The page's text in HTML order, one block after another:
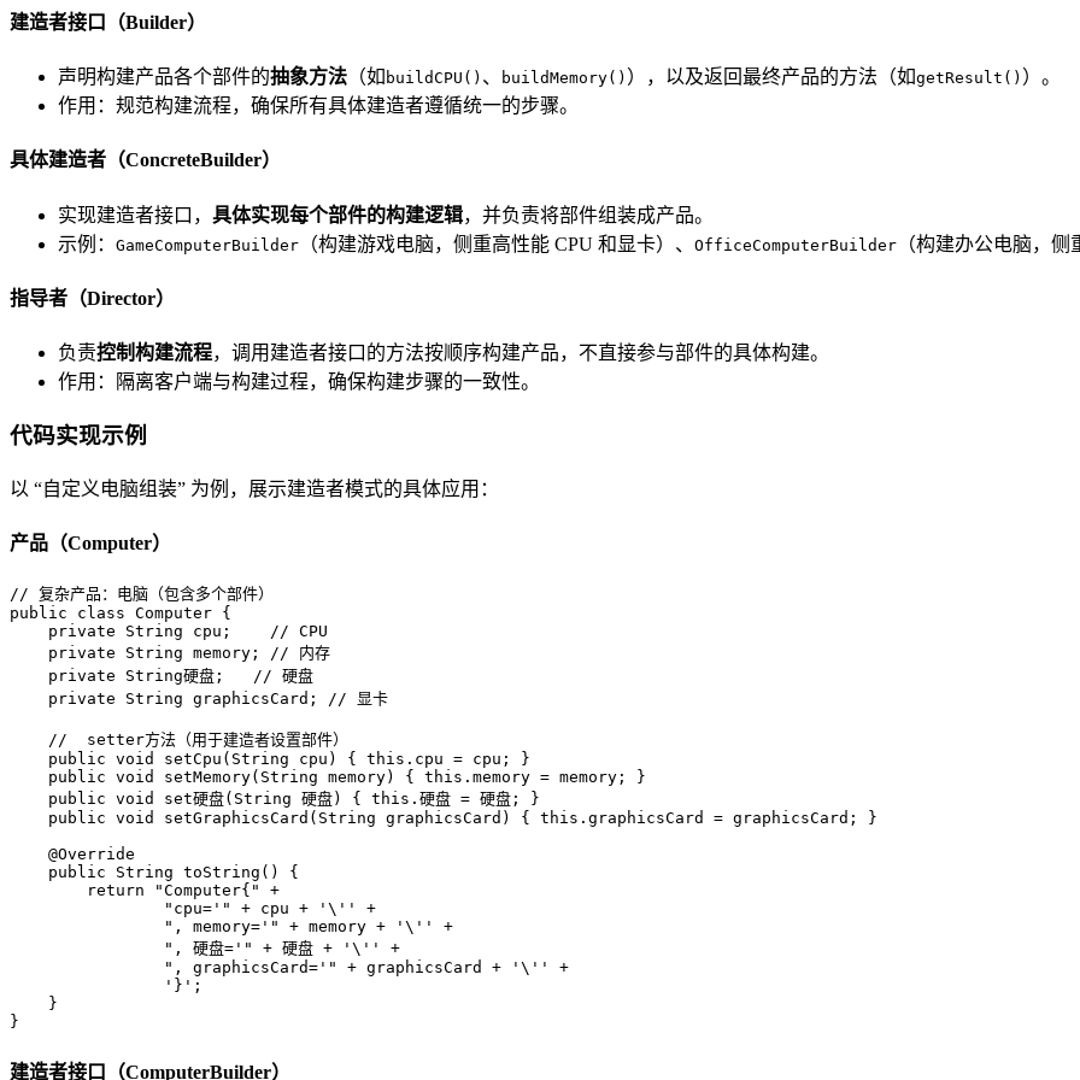
建造者接口（Builder）
声明构建产品各个部件的抽象方法 （如 buildCPU() 、 buildMemory() ），以及返回最终产品的方法（如getResult() ）。
作用：规范构建流程，确保所有具体建造者遵循统一的步骤。
具体建造者（ConcreteBuilder）
实现建造者接口， 具体实现每个部件的构建逻辑，并负责将部件组装成产品。
示例： GameComputerBuilder （构建游戏电脑，侧重高性能 CPU 和显卡）、 OfficeComputerBuilder （构建办公电脑，侧
指导者（Director）
负责控制构建流程，调用建造者接口的方法按顺序构建产品，不直接参与部件的具体构建。
作用：隔离客户端与构建过程，确保构建步骤的一致性。
代码实现示例
以 “自定义电脑组装” 为例，展示建造者模式的具体应用：
产品（Computer）
// 复杂产品：电脑（包含多个部件）
public
class Computer {
private String cpu; // CPU
private String memory; // 内存
private String硬盘; // 硬盘
private String graphicsCard; // 显卡
//  setter方法（用于建造者设置部件）
public void setCpu (String cpu) { this .cpu = cpu; }
public void setMemory(String memory) { this .memory = memory; }
public void set硬盘(String 硬盘) { this .硬盘 = 硬盘; }
public void setGraphicsCard (String graphicsCard) { this .graphicsCard = graphicsCard; }
@Override
public String toString ()
{
return
"Computer{"
+
"cpu='"
+ cpu + '\''
+
", memory='"
+ memory + '\''
+
", 硬盘='"
+ 硬盘 + '\''
+
", graphicsCard='"
+ graphicsCard + '\''
+
'}' ;
    }
}
建造者接口（ComputerBuilder）